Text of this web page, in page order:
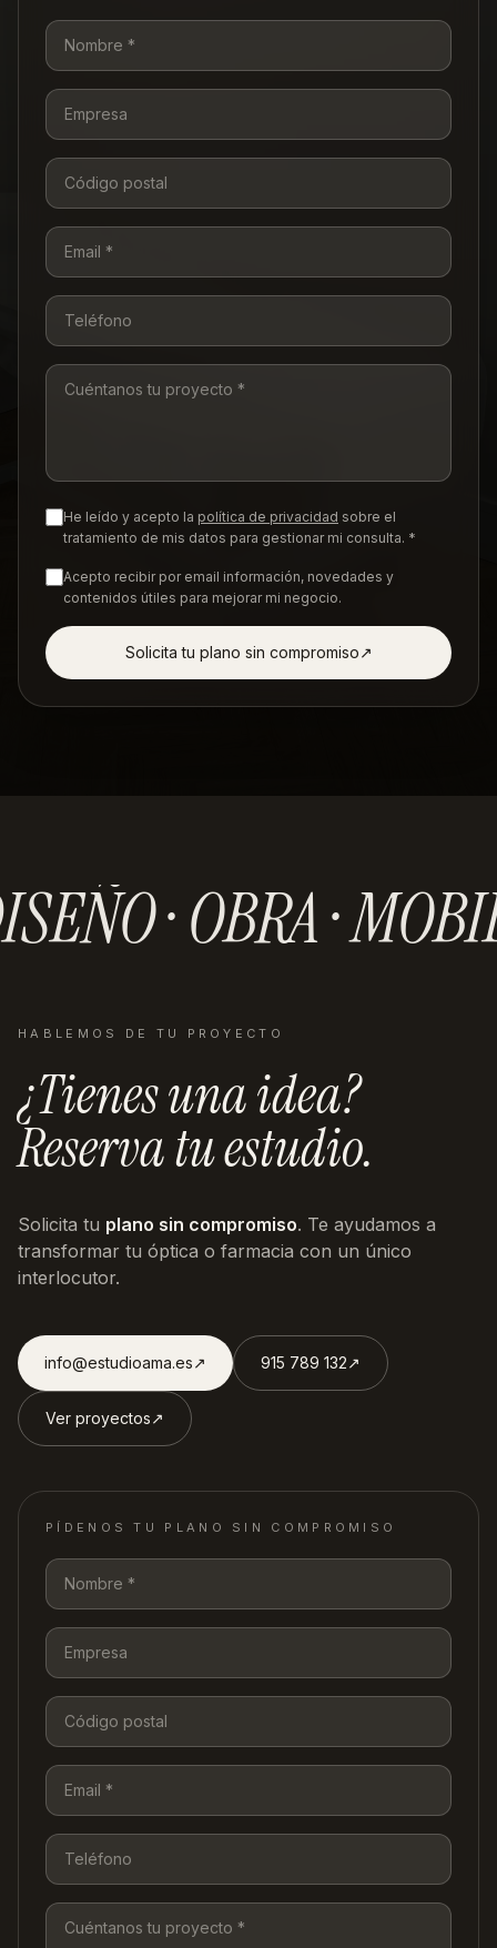
He leído y acepto la política de privacidad sobre el
tratamiento de mis datos para gestionar mi consulta. *
Acepto recibir por email información, novedades y
contenidos útiles para mejorar mi negocio.
Solicita tu plano sin compromiso↗︎
· OBRA ·
HABLEMOS DE TU PROYECTO
¿Tienes una idea?
Reserva tu estudio.
Solicita tu plano sin compromiso. Te ayudamos a
transformar tu óptica o farmacia con un único
interlocutor.
info@estudioama.es↗︎ 915 789 132↗︎
Ver proyectos↗︎
PÍDENOS TU PLANO SIN COMPROMISO